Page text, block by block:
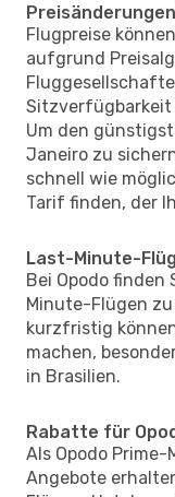
Flugpreise
aufgrund
Sitzverfügbarkeit
Um den
Janeiro zu
schnell wie
Tarif finden, der
Last-Minute-
Bei Opodo finden
Minute-Flügen
kurzfristig
machen,
in Brasilien.
Rabatte für
Als Opodo
Angebote